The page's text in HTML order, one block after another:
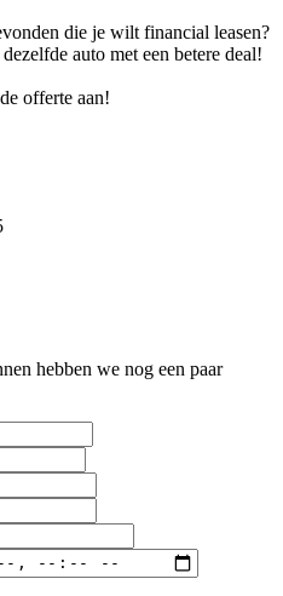
die je wilt financial leasen?
auto met een betere deal!
offerte aan!
hebben we nog een paar